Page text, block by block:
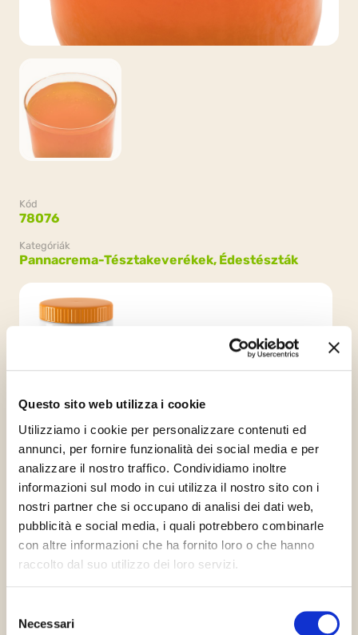
Questo sito web utilizza i cookie
Utilizziamo i cookie per personalizzare contenuti ed
annunci, per fornire funzionalità dei social media e per
analizzare il nostro traffico. Condividiamo inoltre
informazioni sul modo in cui utilizza il nostro sito con i
nostri partner che si occupano di analisi dei dati web,
pubblicità e social media, i quali potrebbero combinarle
con altre informazioni che ha fornito loro o che hanno
raccolto dal suo utilizzo dei loro servizi.
delNecessari
Kód
78076
Kategóriák
Pannacrema-Tésztakeverékek, Édestészták
6 üvegek x 1.1kg (6.6kg)
Vegán Gluténmentes